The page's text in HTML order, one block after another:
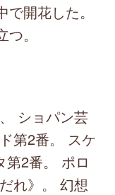
開花した。
。
ショパン芸
第2番。 スケ
第2番。 ポロ
れ》。 幻想